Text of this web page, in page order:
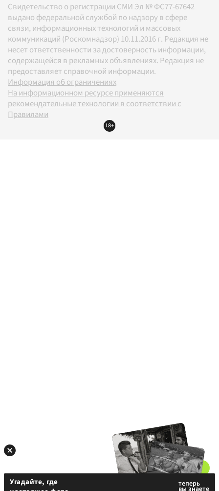
Свидетельство о регистрации СМИ Эл № ФС77-67642
выдано федеральной службой по надзору в сфере
связи, информационных технологий и массовых
коммуникаций (Роскомнадзор) 10.11.2016 г. Редакция не
несет ответственности за достоверность информации,
содержащейся в рекламных объявлениях. Редакция не
предоставляет справочной информации.
Информация об ограничениях
На информационном ресурсе применяются
рекомендательные технологии в соответствии с
Правилами
18+
Угадайте, где